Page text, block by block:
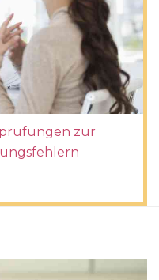
zur